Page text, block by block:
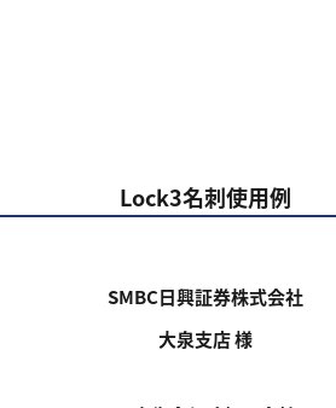
Lock3名刺使用例
SMBC日興証券株式会社
大泉支店 様